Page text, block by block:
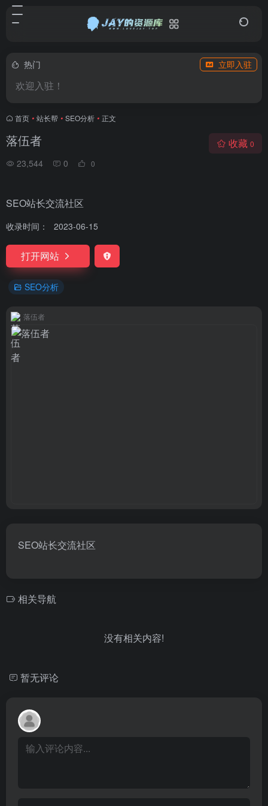
热门 立即入驻
欢迎入驻！
首页 • 站长帮 • SEO分析 • 正文
落伍者
23,544 0 0
收藏 0
SEO站长交流社区
收录时间： 2023-06-15
打开网站
SEO分析
落伍者
SEO站长交流社区
相关导航
没有相关内容!
暂无评论